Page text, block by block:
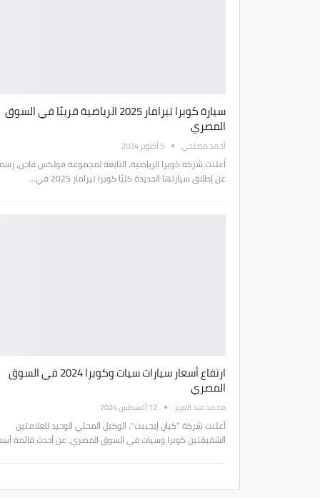
سيارة كوبرا تيرامار 2025 الرياضية قريبًا في السوق
المصري
أحمد مصلحي 5 أكتوبر 2024
أعلنت شركة كوبرا الرياضية، التابعة لمجموعة فولكس فاجن،
عن إطلاق سيارتها الجديدة كليًا كوبرا تيرامار 2025 في…
ارتفاع أسعار سيارات سيات وكوبرا 2024 في السوق
المصري
محمد عبد العزيز 12 أغسطس 2024
أعلنت شركة "كيان إيجيبت"، الوكيل المحلي الوحيد للعلامتين
الشقيقتين كوبرا وسيات في السوق المصري، عن أحدث قائمة